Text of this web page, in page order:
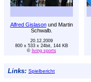
Alfred Gislasonund Martin
Schwalb.
20.12.2009
800 x 533 x 24bit, 144 KB
© living sports
Links: Spielbericht